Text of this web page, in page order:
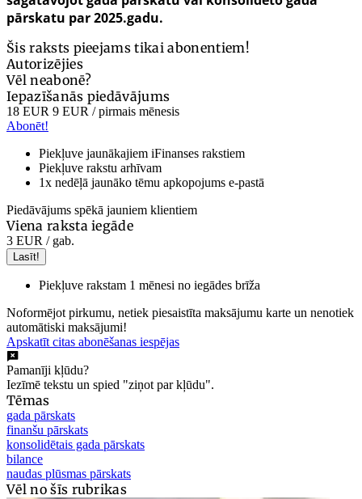
pārskatu par 2025.gadu.
Šis raksts pieejams tikai abonentiem!
Autorizējies
Vēl neabonē?
Iepazīšanās piedāvājums
18 EUR 9 EUR / pirmais mēnesis
Abonēt!
Piekļuve jaunākajiem iFinanses rakstiem
Piekļuve rakstu arhīvam
1x nedēļā jaunāko tēmu apkopojums e-pastā
Piedāvājums spēkā jauniem klientiem
Viena raksta iegāde
3 EUR / gab.
Lasīt!
Piekļuve rakstam 1 mēnesi no iegādes brīža
Noformējot pirkumu, netiek piesaistīta maksājumu karte un nenotiek
automātiski maksājumi!
Apskatīt citas abonēšanas iespējas
Pamanīji kļūdu?
Iezīmē tekstu un spied "ziņot par kļūdu".
Tēmas
gada pārskats
finanšu pārskats
konsolidētais gada pārskats
bilance
naudas plūsmas pārskats
Vēl no šīs rubrikas